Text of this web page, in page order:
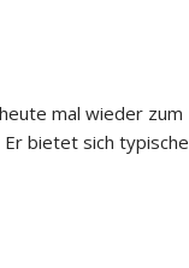
mal wieder
bietet sich